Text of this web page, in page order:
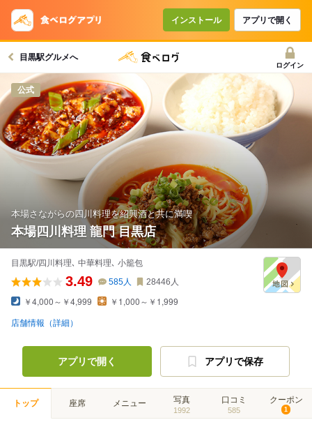
インストール アプリで開く
目黒駅グルメへ
ログイン
公式
本場さながらの四川料理を紹興酒と共に満喫
本場四川料理 龍門 目黒店
目黒駅/四川料理､ 中華料理､ 小籠包
3.49 585人 28446 人
￥4,000～￥4,999 ￥1,000～￥1,999
店舗情報（詳細）
アプリで開く アプリで保存
トップ 座席 メニュー 写真
1992
口コミ
585
クーポン
1
コースで使えるクーポン
戻る
クーポンを利用せず予約する